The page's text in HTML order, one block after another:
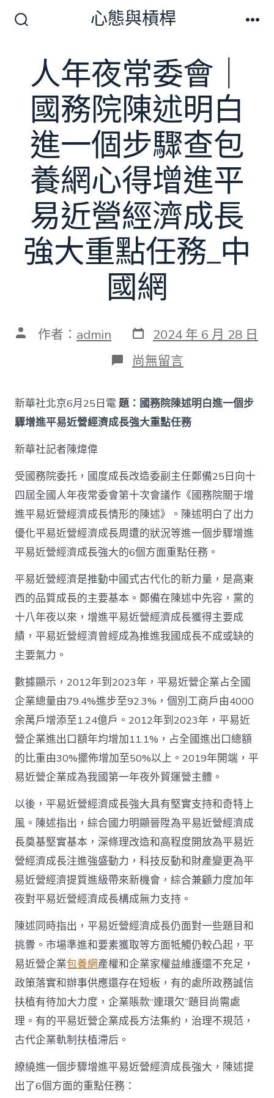
開
關
心態與槓桿
人年夜常委會｜
國務院陳述明白
進一個步驟查包
養網心得增進平
易近營經濟成長
強大重點任務_中
國網
文 作者： admin 發
表
日
期
2024 年 6 月 28 日
在
〈人
夜
常
委
務
院
陳
述
明
白
進
一
步
驟
查
包
養
網
增
進
平
易
近
營
經
濟
成
強
大
重
點
任
務
_
中
國
中
尚無留言
新華社北京6月25日電題：國務院陳述明白進一個步
驟增進平易近營經濟成長強大重點任務
新華社記者陳煒偉
受國務院委托，國度成長改造委副主任鄭備25日向十
四屆全國人年夜常委會第十次會議作《國務院關于增
進平易近營經濟成長情形的陳述》。陳述明白了出力
優化平易近營經濟成長周遭的狀況等進一個步驟增進
平易近營經濟成長強大的6個方面重點任務。
平易近營經濟是推動中國式古代化的新力量，是高東
西的品質成長的主要基本。鄭備在陳述中先容，黨的
十八年夜以來，增進平易近營經濟成長獲得主要成
績，平易近營經濟曾經成為推進我國成長不成或缺的
主要氣力。
數據顯示，2012年到2023年，平易近營企業占全國
企業總量由79.4%進步至92.3%，個別工商戶由4000
余萬戶增添至1.24億戶。2012年到2023年，平易近
營企業進出口額年均增加11.1%，占全國進出口總額
的比重由30%擺佈增加至50%以上。2019年開端，平
易近營企業成為我國第一年夜外貿運營主體。
以後，平易近營經濟成長強大具有堅實支持和奇特上
風。陳述指出，綜合國力明顯晉陞為平易近營經濟成
長奠基堅實基本，深條理改造和高程度開放為平易近
營經濟成長注進強盛動力，科技反動和財產變更為平
易近營經濟提質進級帶來新機會，綜合兼顧力度加年
夜對平易近營經濟成長構成無力支持。
陳述同時指出，平易近營經濟成長仍面對一些題目和
挑釁。市場準進和要素獲取等方面牴觸仍較凸起，平
易近營企業包養網產權和企業家權益維護還不充足，
政策落實和辦事供應還存在短板，有的處所政務誠信
扶植有待加大力度，企業賬款“連環欠”題目尚需處
理。有的平易近營企業成長方法集約，治理不規范，
古代企業軌制扶植滯后。
繚繞進一個步驟增進平易近營經濟成長強大，陳述提
出了6個方面的重點任務：